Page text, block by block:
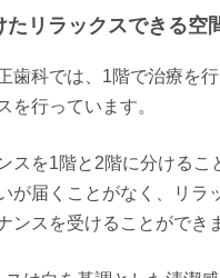
たリラックスできる空
歯科では、1階で治療を
を行っています。
スを1階と2階に分けるこ
が届くことがなく、リラ
ンスを受けることができ